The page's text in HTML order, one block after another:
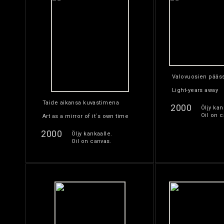
Taide aikansa kuvastimena
Art as a mirror of it´s own time
2000
Öljy kankaalle.
Oil on canvas.
Valovuosien
Light-years away
2000
Öljy
Oil on